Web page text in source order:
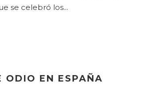
se celebró los...
ODIO EN ESPAÑA